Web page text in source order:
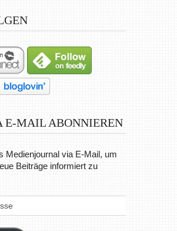
E-MAIL ABONNIEREN
Medienjournal via E-Mail, um
Beiträge informiert zu